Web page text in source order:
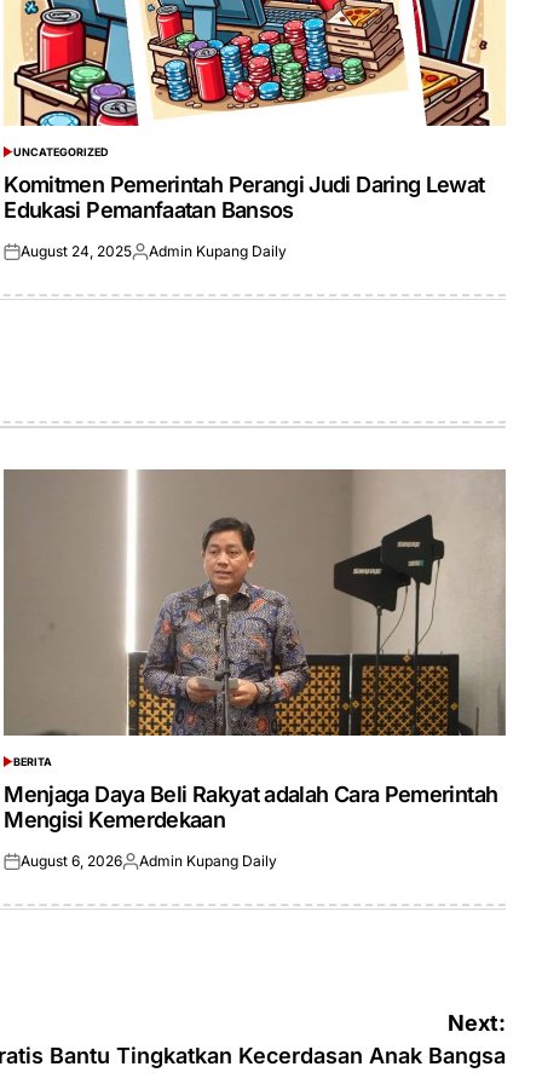
POSTED
IN
UNCATEGORIZED
Komitmen Pemerintah Perangi Judi Daring Lewat
Edukasi Pemanfaatan Bansos
Posted
August 24, 2025Posted
Admin Kupang Daily
POSTED
IN
BERITA
Menjaga Daya Beli Rakyat adalah Cara Pemerintah
Mengisi Kemerdekaan
Posted
August 6, 2026Posted
Admin Kupang Daily
Next:
Bantu Tingkatkan Kecerdasan Anak Bangsa